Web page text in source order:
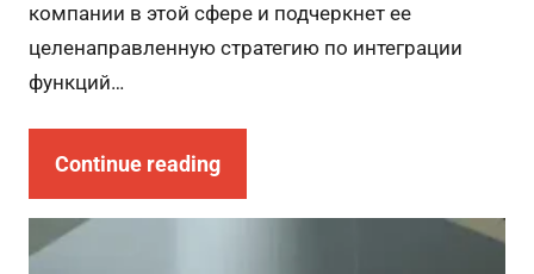
компании в этой сфере и подчеркнет ее
целенаправленную стратегию по интеграции
функций…
Continue reading